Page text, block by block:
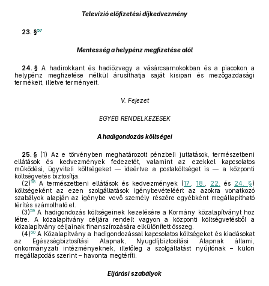
Televízió előfizetési díjkedvezmény
23. §57
Mentesség a helypénz megfizetése alól
24. § A hadirokkant és hadiözvegy a vásárcsarnokokban és a piacokon a
helypénz megfizetése nélkül árusíthatja saját kisipari és mezőgazdasági
termékeit, illetve terményeit.
V. Fejezet
EGYÉB RENDELKEZÉSEK
A hadigondozás költségei
25. § (1) Az e törvényben meghatározott pénzbeli juttatások, természetbeni
ellátások és kedvezmények fedezetét, valamint az ezekkel kapcsolatos
működési, ügyviteli költségeket — ideértve a postaköltséget is — a központi
költségvetés biztosítja.
(2)58 A természetbeni ellátások és kedvezmények (17. 18. 22. és 24. §)
költségeként az ezen szolgáltatások igénybevételéért az azokra vonatkozó
szabályok alapján az igénybe vevő személy részére egyébként megállapítható
térítés számolható el.
(3)59 A hadigondozás költségeinek kezelésére a Kormány közalapítványt hoz
létre. A közalapítvány céljára rendelt vagyon a központi költségvetésből a
közalapítvány céljainak finanszírozására elkülönített összeg.
(4)60 A Közalapítvány a hadigondozással kapcsolatos költségeket és kiadásokat
az Egészségbiztosítási Alapnak, Nyugdíjbiztosítási Alapnak állami,
önkormányzati intézményeknek, illetőleg a szolgáltatást nyújtónak – külön
megállapodás szerint – havonta megtéríti.
Eljárási szabályok